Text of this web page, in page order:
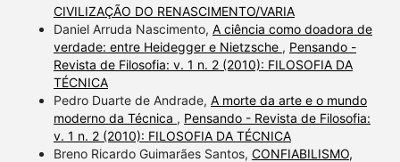
CIVILIZAÇÃO DO RENASCIMENTO/VARIA
Daniel Arruda Nascimento, A ciência como doadora de
verdade: entre Heidegger e Nietzsche , Pensando -
Revista de Filosofia: v. 1 n. 2 (2010): FILOSOFIA DA
TÉCNICA
Pedro Duarte de Andrade, A morte da arte e o mundo
moderno da Técnica , Pensando - Revista de Filosofia:
v. 1 n. 2 (2010): FILOSOFIA DA TÉCNICA
Breno Ricardo Guimarães Santos, CONFIABILISMO,